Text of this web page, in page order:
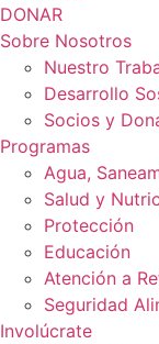
DONAR
Sobre Nosotros
Nuestro
Desarrollo
Socios y
Programas
Agua,
Salud y
Protección
Educación
Atención a
Seguridad
Involúcrate